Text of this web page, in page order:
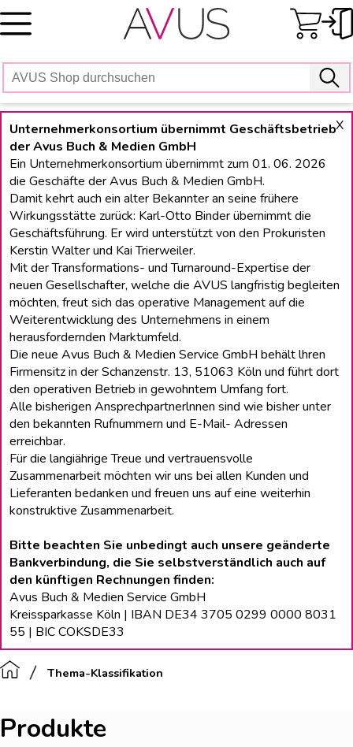
Skip
to
X
Unternehmerkonsortium übernimmt Geschäftsbetrieb
der Avus Buch & Medien GmbH
Ein Unternehmerkonsortium übernimmt zum 01. 06. 2026
die Geschäfte der Avus Buch & Medien GmbH.
Damit kehrt auch ein alter Bekannter an seine frühere
Wirkungsstätte zurück: Karl-Otto Binder übernimmt die
Geschäftsführung. Er wird unterstützt von den Prokuristen
Kerstin Walter und Kai Trierweiler.
Mit der Transformations- und Turnaround-Expertise der
neuen Gesellschafter, welche die AVUS langfristig begleiten
möchten, freut sich das operative Management auf die
Weiterentwicklung des Unternehmens in einem
herausfordernden Marktumfeld.
Die neue Avus Buch & Medien Service GmbH behält lhren
Firmensitz in der Schanzenstr. 13, 51063 Köln und führt dort
den operativen Betrieb in gewohntem Umfang fort.
Alle bisherigen Ansprechpartnerlnnen sind wie bisher unter
den bekannten Rufnummern und E-Mail- Adressen
erreichbar.
Für die langiährige Treue und vertrauensvolle
Zusammenarbeit möchten wir uns bei allen Kunden und
Lieferanten bedanken und freuen uns auf eine weiterhin
konstruktive Zusammenarbeit.
Bitte beachten Sie unbedingt auch unsere geänderte
Bankverbindung, die Sie selbstverständlich auch auf
den künftigen Rechnungen finden:
Avus Buch & Medien Service GmbH
Kreissparkasse Köln | IBAN DE34 3705 0299 0000 8031
55 | BIC COKSDE33
Thema-Klassifikation
Produkte